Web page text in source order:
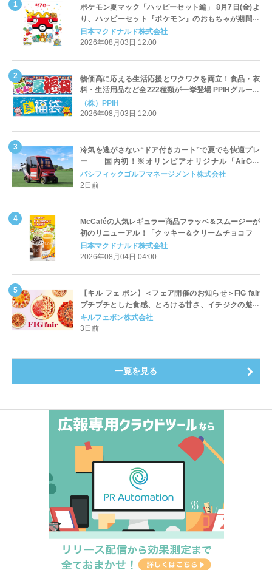
ポケモン夏マック「ハッピーセット編」 8月7日(金)よ
り、ハッピーセット『ポケモン』のおもちゃが期間限
定登場
日本マクドナルド株式会社
2026年08月03日 12:00
物価高に応える生活応援とワクワクを両立！食品・衣
料・生活用品など全222種類が一挙登場 PPIHグループ
「夏福袋」＆セール 8月6日(木)より順次スタート
（株）PPIH
2026年08月03日 12:00
冷気を逃がさない“ドア付きカート”で夏でも快適プレ
ー 国内初！※オリンピアオリジナル「AirCon
Cart（エアコンカート）」導入 | ＰＧＭ
パシフィックゴルフマネージメント株式会社
2日前
McCaféの人気レギュラー商品フラッペ＆スムージーが
初のリニューアル！「クッキー＆クリームチョコフラ
ッペ」「マンゴースムージー」8月5日（水）から販売
開始
日本マクドナルド株式会社
2026年08月04日 04:00
【キル フェ ボン】＜フェア開催のお知らせ＞FIG fair
プチプチとした食感、とろける甘さ、イチジクの魅力
をたっぷりと。新作を含め、イチジク尽くしの全4種が
登場8月20日（木）スタート
キルフェボン株式会社
3日前
一覧を見る